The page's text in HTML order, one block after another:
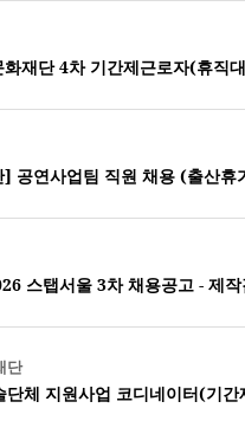
재단 4차 기간제근로자(휴직
공연사업팀 직원 채용 (출산휴
스탭서울 3차 채용공고 - 제
단
단체 지원사업 코디네이터(기